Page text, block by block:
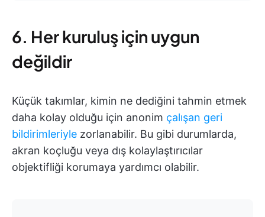
6. Her kuruluş için uygun
değildir
Küçük takımlar, kimin ne dediğini tahmin etmek
daha kolay olduğu için anonim çalışan geri
bildirimleriyle zorlanabilir. Bu gibi durumlarda,
akran koçluğu veya dış kolaylaştırıcılar
objektifliği korumaya yardımcı olabilir.